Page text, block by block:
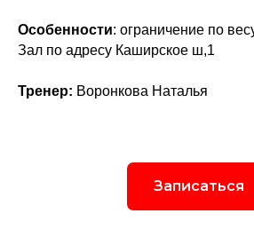
Особенности: ограничение по
Зал по адресу Каширское ш,1
Тренер: Воронкова Наталья
Записаться